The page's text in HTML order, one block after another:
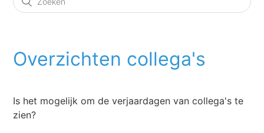
Overzichten collega's
Is het mogelijk om de verjaardagen van collega's te
zien?